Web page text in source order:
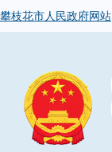
攀枝花市人民政府网站